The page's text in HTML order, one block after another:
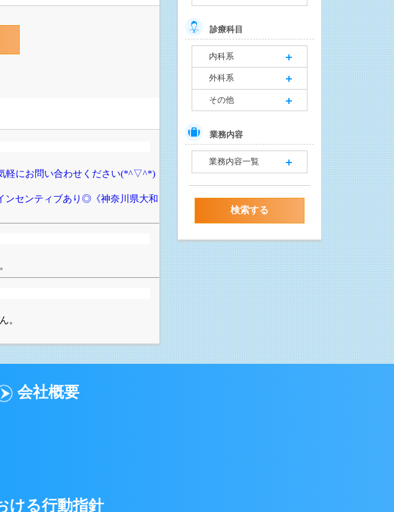
軽にお問い合わせください(*^▽^*)
ンセンティブあり◎《神奈川県大和
。
診療科目
内科系
外科系
その他
業務内容
業務内容一覧
会社概要
ける行動指針